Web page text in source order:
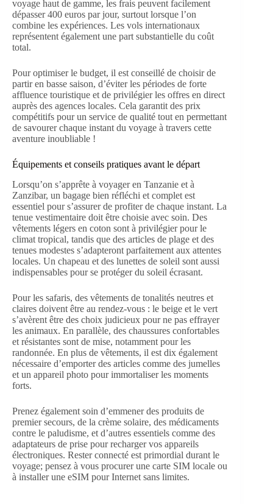
voyage haut de gamme, les frais peuvent facilement
dépasser 400 euros par jour, surtout lorsque l’on
combine les expériences. Les vols internationaux
représentent également une part substantielle du coût
total.
Pour optimiser le budget, il est conseillé de choisir de
partir en basse saison, d’éviter les périodes de forte
affluence touristique et de privilégier les offres en direct
auprès des agences locales. Cela garantit des prix
compétitifs pour un service de qualité tout en permettant
de savourer chaque instant du voyage à travers cette
aventure inoubliable !
Équipements et conseils pratiques avant le départ
Lorsqu’on s’apprête à voyager en Tanzanie et à
Zanzibar, un bagage bien réfléchi et complet est
essentiel pour s’assurer de profiter de chaque instant. La
tenue vestimentaire doit être choisie avec soin. Des
vêtements légers en coton sont à privilégier pour le
climat tropical, tandis que des articles de plage et des
tenues modestes s’adapteront parfaitement aux attentes
locales. Un chapeau et des lunettes de soleil sont aussi
indispensables pour se protéger du soleil écrasant.
Pour les safaris, des vêtements de tonalités neutres et
claires doivent être au rendez-vous : le beige et le vert
s’avèrent être des choix judicieux pour ne pas effrayer
les animaux. En parallèle, des chaussures confortables
et résistantes sont de mise, notamment pour les
randonnée. En plus de vêtements, il est dix également
nécessaire d’emporter des articles comme des jumelles
et un appareil photo pour immortaliser les moments
forts.
Prenez également soin d’emmener des produits de
premier secours, de la crème solaire, des médicaments
contre le paludisme, et d’autres essentiels comme des
adaptateurs de prise pour recharger vos appareils
électroniques. Rester connecté est primordial durant le
voyage; pensez à vous procurer une carte SIM locale ou
à installer une eSIM pour Internet sans limites.